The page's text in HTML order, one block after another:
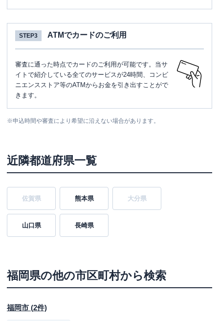
STEP3 ATMでカードのご利用
審査に通った時点でカードのご利用が可能です。当サ
イトで紹介している全てのサービスが24時間、コンビ
ニエンスストア等のATMからお金を引き出すことがで
きます。
※申込時間や審査により希望に沿えない場合があります。
近隣都道府県一覧
佐賀県 熊本県 大分県
山口県 長崎県
福岡県の他の市区町村から検索
福岡市 (2件)